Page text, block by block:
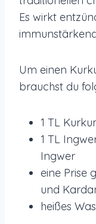
Es wirkt
Um einen
brauchst du
1 TL
1 TL
Ingwer
eine Prise
und
heißes